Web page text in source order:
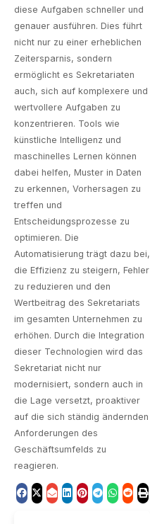
diese Aufgaben schneller und
genauer ausführen. Dies führt
nicht nur zu einer erheblichen
Zeitersparnis, sondern
ermöglicht es Sekretariaten
auch, sich auf komplexere und
wertvollere Aufgaben zu
konzentrieren. Tools wie
künstliche Intelligenz und
maschinelles Lernen können
dabei helfen, Muster in Daten
zu erkennen, Vorhersagen zu
treffen und
Entscheidungsprozesse zu
optimieren. Die
Automatisierung trägt dazu bei,
die Effizienz zu steigern, Fehler
zu reduzieren und den
Wertbeitrag des Sekretariats
im gesamten Unternehmen zu
erhöhen. Durch die Integration
dieser Technologien wird das
Sekretariat nicht nur
modernisiert, sondern auch in
die Lage versetzt, proaktiver
auf die sich ständig ändernden
Anforderungen des
Geschäftsumfelds zu
reagieren.